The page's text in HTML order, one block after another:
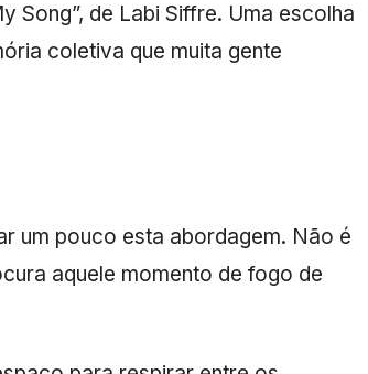
Song”, de Labi Siffre. Uma escolha
coletiva que muita gente
um pouco esta abordagem. Não é
aquele momento de fogo de